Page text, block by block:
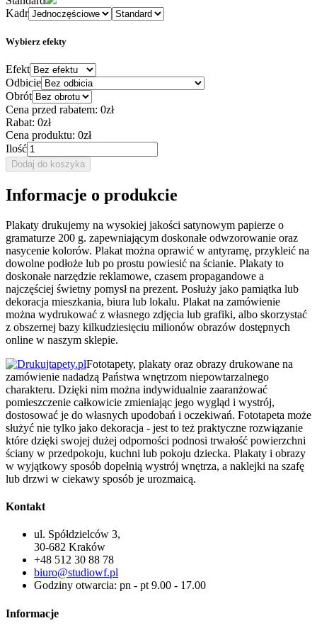
Kadr
Wybierz efekty
Efekt
Odbicie
Obrót
Cena przed rabatem: 0zł
Rabat: 0zł
Cena produktu: 0zł
Ilość
Dodaj do koszyka
Informacje o produkcie
Plakaty drukujemy na wysokiej jakości satynowym papierze o
gramaturze 200 g. zapewniającym doskonałe odwzorowanie oraz
nasycenie kolorów. Plakat można oprawić w antyramę, przykleić na
dowolne podłoże lub po prostu powiesić na ścianie. Plakaty to
doskonałe narzędzie reklamowe, czasem propagandowe a
najczęściej świetny pomysł na prezent. Posłuży jako pamiątka lub
dekoracja mieszkania, biura lub lokalu. Plakat na zamówienie
można wydrukować z własnego zdjęcia lub grafiki, albo skorzystać
z obszernej bazy kilkudziesięciu milionów obrazów dostępnych
online w naszym sklepie.
Fototapety, plakaty oraz obrazy drukowane na
zamówienie nadadzą Państwa wnętrzom niepowtarzalnego
charakteru. Dzięki nim można indywidualnie zaaranżować
pomieszczenie całkowicie zmieniając jego wygląd i wystrój,
dostosować je do własnych upodobań i oczekiwań. Fototapeta może
służyć nie tylko jako dekoracja - jest to też praktyczne rozwiązanie
które dzięki swojej dużej odporności podnosi trwałość powierzchni
ściany w przedpokoju, kuchni lub pokoju dziecka. Plakaty i obrazy
w wyjątkowy sposób dopełnią wystrój wnętrza, a naklejki na szafę
lub drzwi w ciekawy sposób je urozmaicą.
Kontakt
ul. Spółdzielców 3,
30-682 Kraków
+48 512 30 88 78
biuro@studiowf.pl
Godziny otwarcia: pn - pt 9.00 - 17.00
Informacje